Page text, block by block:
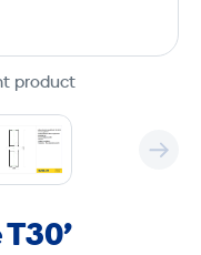
product
T30'